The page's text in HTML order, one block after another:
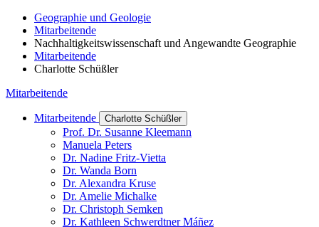
Geographie und Geologie
Mitarbeitende
Nachhaltigkeitswissenschaft und Angewandte Geographie
Mitarbeitende
Charlotte Schüßler
Mitarbeitende
Mitarbeitende Charlotte Schüßler
Prof. Dr. Susanne Kleemann
Manuela Peters
Dr. Nadine Fritz-Vietta
Dr. Wanda Born
Dr. Alexandra Kruse
Dr. Amelie Michalke
Dr. Christoph Semken
Dr. Kathleen Schwerdtner Máñez